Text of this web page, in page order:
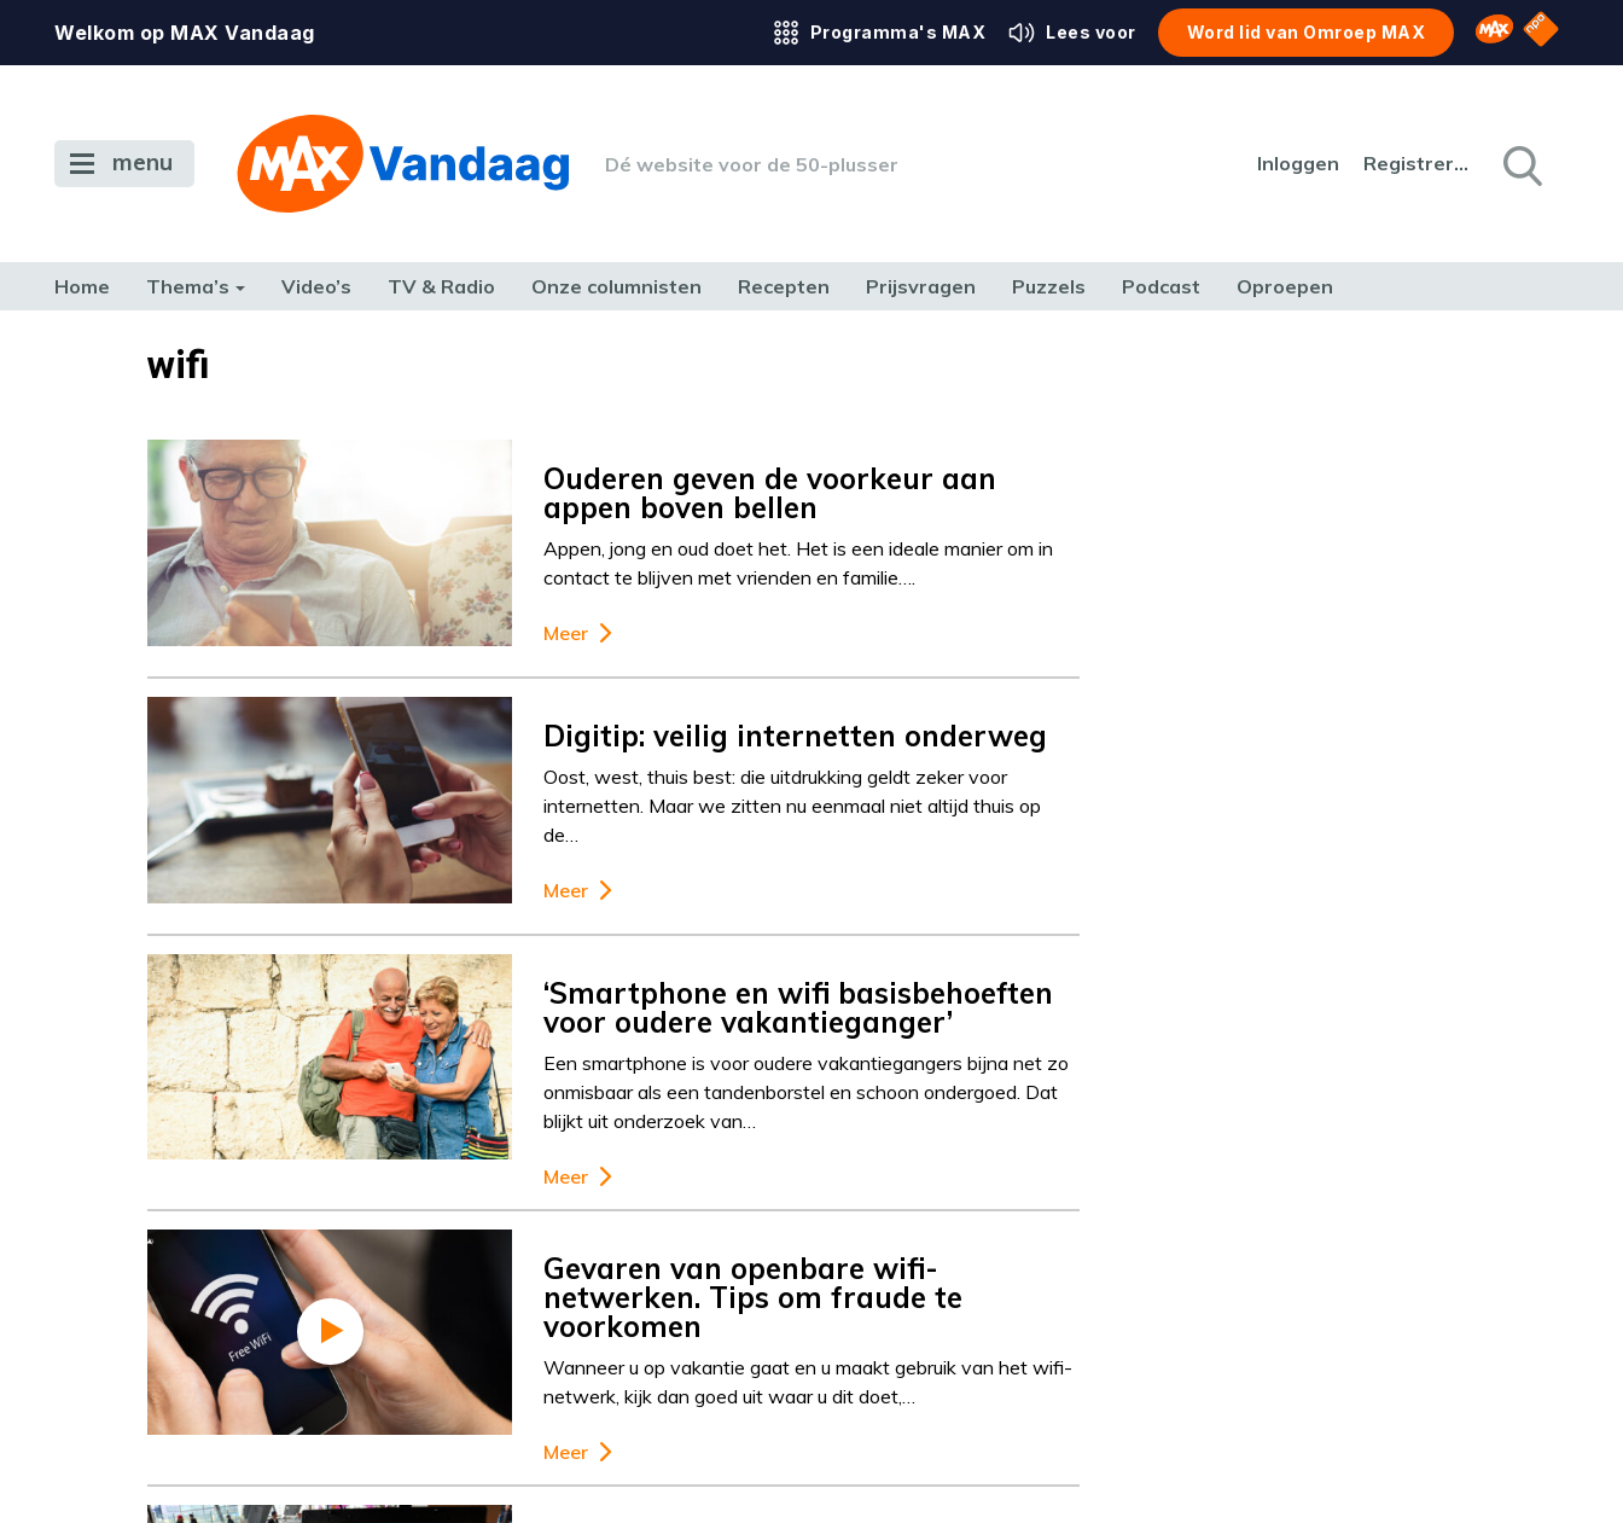
Welkom op MAX Vandaag Programma's MAX Lees voor Word lid van Omroep MAX Omroep MAX
NPO
menu Dé website voor de 50-plusser Inloggen Registreren
Home Thema’s Video’s TV & Radio Onze columnisten Recepten Prijsvragen Puzzels Podcast Oproepen
TERUG NAAR TOEN
wifi
Ouderen geven de voorkeur aan
appen boven bellen
Appen, jong en oud doet het. Het is een ideale manier om in
contact te blijven met vrienden en familie….
Meer
Digitip: veilig internetten onderweg
Oost, west, thuis best: die uitdrukking geldt zeker voor
internetten. Maar we zitten nu eenmaal niet altijd thuis op
de…
Meer
‘Smartphone en wifi basisbehoeften
voor oudere vakantieganger’
Een smartphone is voor oudere vakantiegangers bijna net zo
onmisbaar als een tandenborstel en schoon ondergoed. Dat
blijkt uit onderzoek van…
Meer
Gevaren van openbare wifi-
netwerken. Tips om fraude te
voorkomen
Wanneer u op vakantie gaat en u maakt gebruik van het wifi-
netwerk, kijk dan goed uit waar u dit doet,…
Meer